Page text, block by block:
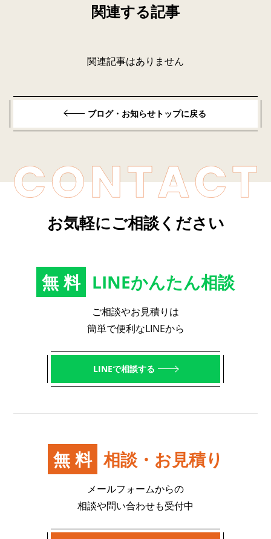
関連する記事
関連記事はありません
ブログ・お知らせトップに戻る
お気軽にご相談ください
無料 LINEかんたん相談
ご相談やお見積りは
簡単で便利なLINEから
LINEで相談する
無料 相談・お見積り
メールフォームからの
相談や問い合わせも受付中